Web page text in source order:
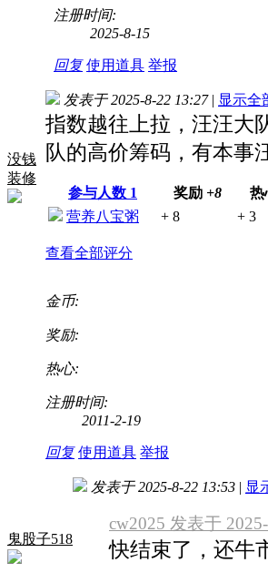
注册时间:
2025-8-15
回复 使用道具 举报
没钱
装修
发表于 2025-8-22 13:27 | 显示全
指数越往上拉，汪汪大
队的高价筹码，有本事
参与人数 1 奖励 +8 热
营养八宝粥
+ 8 + 3
查看全部评分
金币:
奖励:
热心:
注册时间:
2011-2-19
回复 使用道具 举报
鬼股子518
发表于 2025-8-22 13:53 | 显
cw2025 发表于
快结束了，还牛